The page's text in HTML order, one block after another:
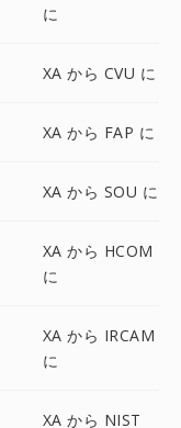
に
XA から CVU に
XA から FAP に
XA から SOU に
XA から HCOM
に
XA から IRCAM
に
XA から NIST